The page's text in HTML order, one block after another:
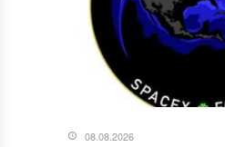
08.08.2026